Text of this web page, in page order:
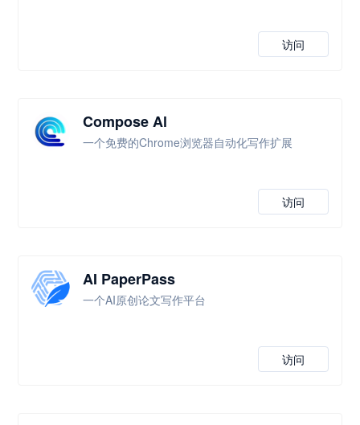
访问
Compose Al
一个免费的Chrome浏览器自动化写作扩展
访问
AI PaperPass
一个AI原创论文写作平台
访问